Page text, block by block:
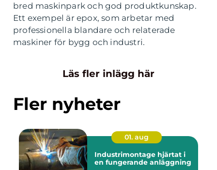
bred maskinpark och god produktkunskap.
Ett exempel är epox, som arbetar med
professionella blandare och relaterade
maskiner för bygg och industri.
Läs fler inlägg här
Fler nyheter
01. aug
Industrimontage hjärtat i
en fungerande anläggning